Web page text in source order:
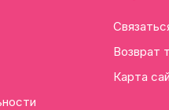
Возврат
Карта